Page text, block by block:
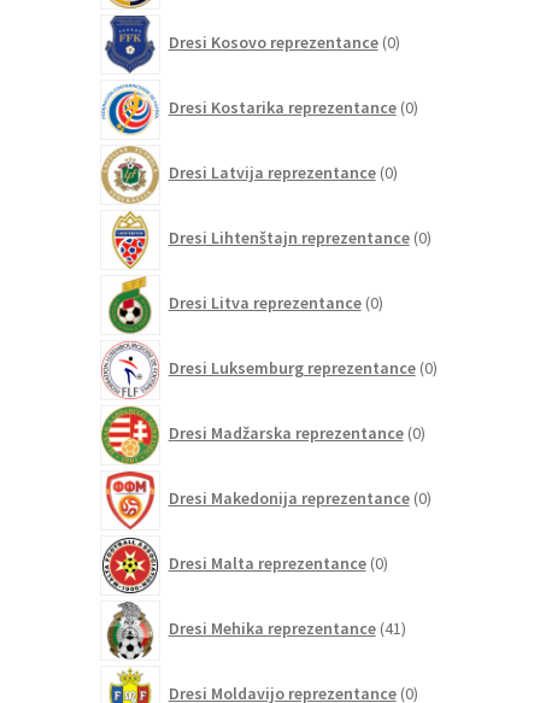
Dresi Kosovo reprezentance 0izdelkov
Dresi Kostarika reprezentance 0izdelkov
Dresi Latvija reprezentance 0izdelkov
Dresi Lihtenštajn reprezentance 0izdelkov
Dresi Litva reprezentance 0izdelkov
Dresi Luksemburg reprezentance 0izdelkov
Dresi Madžarska reprezentance 0izdelkov
Dresi Makedonija reprezentance 0izdelkov
Dresi Malta reprezentance 0izdelkov
Dresi Mehika reprezentance 41izdelkov
Dresi Moldavijo reprezentance 0